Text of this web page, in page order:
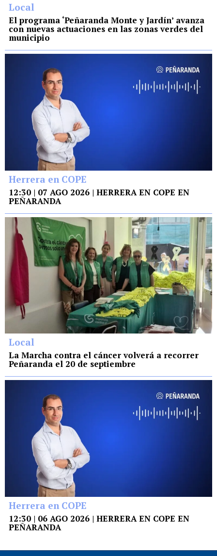
Local
El programa ‘Peñaranda Monte y Jardín’ avanza
con nuevas actuaciones en las zonas verdes del
municipio
Herrera en COPE
12:30 | 07 AGO 2026 | HERRERA EN COPE EN
PEÑARANDA
Local
La Marcha contra el cáncer volverá a recorrer
Peñaranda el 20 de septiembre
Herrera en COPE
12:30 | 06 AGO 2026 | HERRERA EN COPE EN
PEÑARANDA